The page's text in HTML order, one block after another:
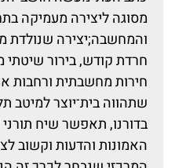
מסוגה ליצירה מעמיקה
והמחשבה;יצירה שנולדת
חרדת קודש, בירור שיטתי
חירות מחשבתית ורחבות
שתהווה בית־יוצר למיטב
בדורנו, תאפשר שיח
האמונות והדעות וקשוב